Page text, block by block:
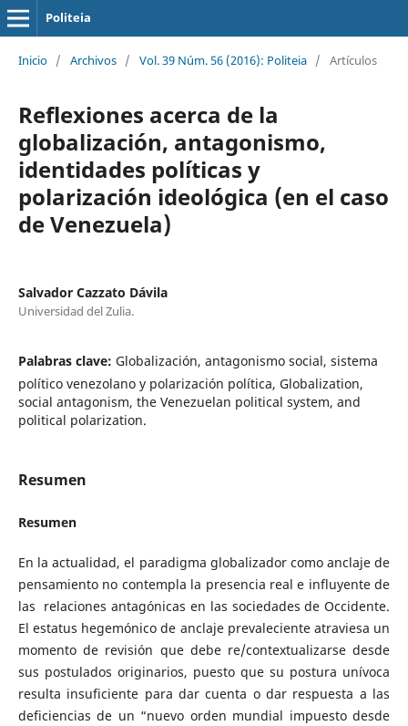
Politeia
Inicio / Archivos / Vol. 39 Núm. 56 (2016): Politeia / Artículos
Reflexiones acerca de la
globalización, antagonismo,
identidades políticas y
polarización ideológica (en el caso
de Venezuela)
Salvador Cazzato Dávila
Universidad del Zulia.
Palabras clave: Globalización, antagonismo social, sistema
político venezolano y polarización política, Globalization,
social antagonism, the Venezuelan political system, and
political polarization.
Resumen
Resumen
En la actualidad, el paradigma globalizador como anclaje de
pensamiento no contempla la presencia real e influyente de
las relaciones antagónicas en las sociedades de Occidente.
El estatus hegemónico de anclaje prevaleciente atraviesa un
momento de revisión que debe re/contextualizarse desde
sus postulados originarios, puesto que su postura unívoca
resulta insuficiente para dar cuenta o dar respuesta a las
deficiencias de un “nuevo orden mundial impuesto desde